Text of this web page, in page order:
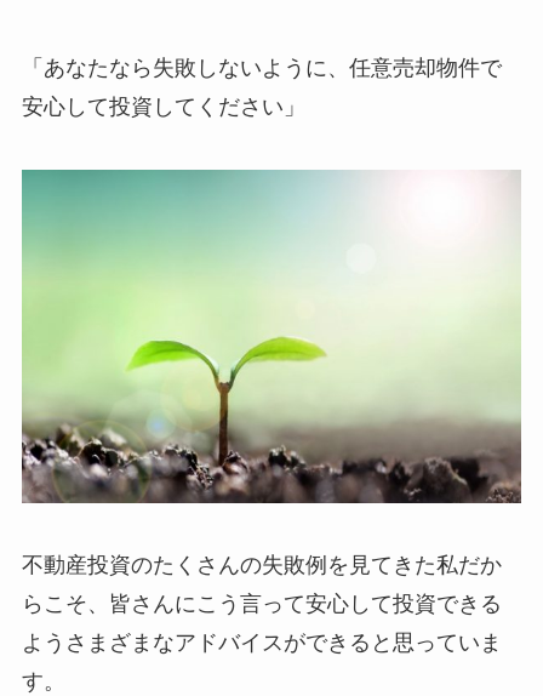
「あなたなら失敗しないように、任意売却物件で
安心して投資してください」
不動産投資のたくさんの失敗例を見てきた私だか
らこそ、皆さんにこう言って安心して投資できる
ようさまざまなアドバイスができると思っていま
す。